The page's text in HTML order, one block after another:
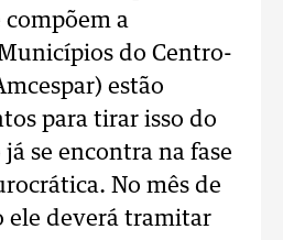
compõem a
do Centro-
estão
para tirar isso do
se encontra na fase
No mês de
ele deverá tramitar